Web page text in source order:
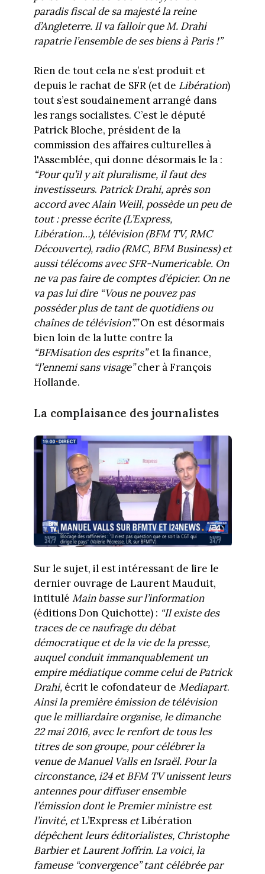
paradis fiscal de sa majesté la reine
d’Angleterre. Il va falloir que M. Drahi
rapatrie l’ensemble de ses biens à Paris !”
Rien de tout cela ne s’est produit et
depuis le rachat de SFR (et de Libération)
tout s’est soudainement arrangé dans
les rangs socialistes. C’est le député
Patrick Bloche, président de la
commission des affaires culturelles à
l'Assemblée, qui donne désormais le la :
“Pour qu’il y ait pluralisme, il faut des
investisseurs. Patrick Drahi, après son
accord avec Alain Weill, possède un peu de
tout : presse écrite (L’Express,
Libération…), télévision (BFM TV, RMC
Découverte), radio (RMC, BFM Business) et
aussi télécoms avec SFR-Numericable. On
ne va pas faire de comptes d’épicier. On ne
va pas lui dire “Vous ne pouvez pas
posséder plus de tant de quotidiens ou
chaînes de télévision”.”On est désormais
bien loin de la lutte contre la
“BFMisation des esprits”et la finance,
“l’ennemi sans visage”cher à François
Hollande.
La complaisance des journalistes
Sur le sujet, il est intéressant de lire le
dernier ouvrage de Laurent Mauduit,
intitulé Main basse sur l’information
(éditions Don Quichotte) : “Il existe des
traces de ce naufrage du débat
démocratique et de la vie de la presse,
auquel conduit immanquablement un
empire médiatique comme celui de Patrick
Drahi, écrit le cofondateur de Mediapart.
Ainsi la première émission de télévision
que le milliardaire organise, le dimanche
22 mai 2016, avec le renfort de tous les
titres de son groupe, pour célébrer la
venue de Manuel Valls en Israël. Pour la
circonstance, i24 et BFM TV unissent leurs
antennes pour diffuser ensemble
l’émission dont le Premier ministre est
l’invité, etL’ExpressetLibération
dépêchent leurs éditorialistes, Christophe
Barbier et Laurent Joffrin. La voici, la
fameuse “convergence” tant célébrée par